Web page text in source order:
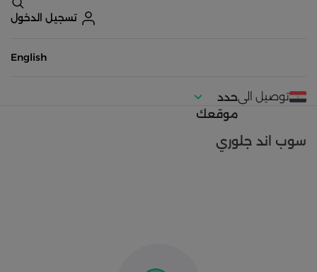
تسجيل الدخول
English
توصيل الىحدد
موقعك
سوب اند جلوري